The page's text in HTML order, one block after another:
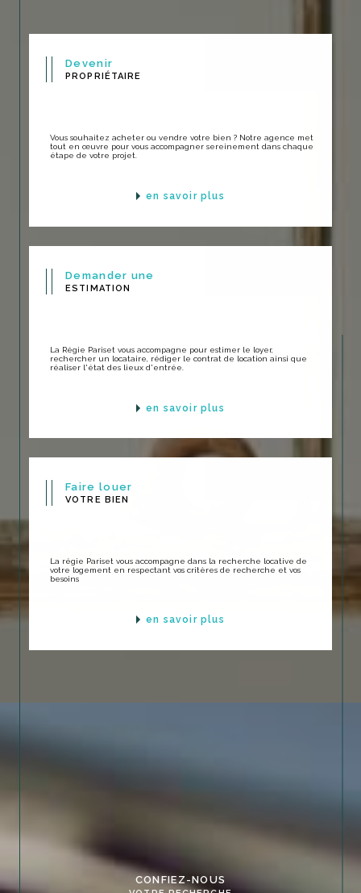
Devenir
PROPRIÉTAIRE
Vous souhaitez acheter ou vendre votre bien ? Notre agence met
tout en œuvre pour vous accompagner sereinement dans chaque
étape de votre projet.
en savoir plus
Demander une
ESTIMATION
La Régie Pariset vous accompagne pour estimer le loyer,
rechercher un locataire, rédiger le contrat de location ainsi que
réaliser l'état des lieux d'entrée.
en savoir plus
Faire louer
VOTRE BIEN
La régie Pariset vous accompagne dans la recherche locative de
votre logement en respectant vos critères de recherche et vos
besoins
en savoir plus
CONFIEZ-NOUS